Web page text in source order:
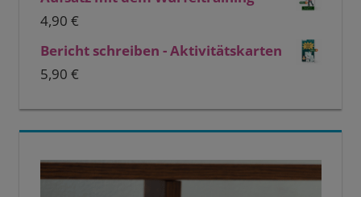
4,90 €
Bericht schreiben - Aktivitätskarten
5,90 €